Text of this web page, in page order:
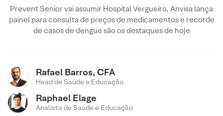
Prevent Senior vai assumir Hospital Vergueiro, Anvisa lança
painel para consulta de preços de medicamentos e recorde
de casos de dengue são os destaques de hoje
Rafael Barros, CFA
Head de Saúde e Educação
Raphael Elage
Analista de Saúde e Educação